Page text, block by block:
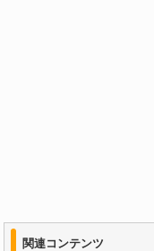
関連コンテンツ